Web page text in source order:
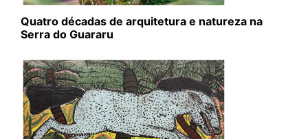
Quatro décadas de arquitetura e natureza na
Serra do Guararu